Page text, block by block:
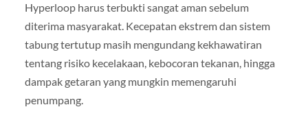
Hyperloop harus terbukti sangat aman sebelum
diterima masyarakat. Kecepatan ekstrem dan sistem
tabung tertutup masih mengundang kekhawatiran
tentang risiko kecelakaan, kebocoran tekanan, hingga
dampak getaran yang mungkin memengaruhi
penumpang.